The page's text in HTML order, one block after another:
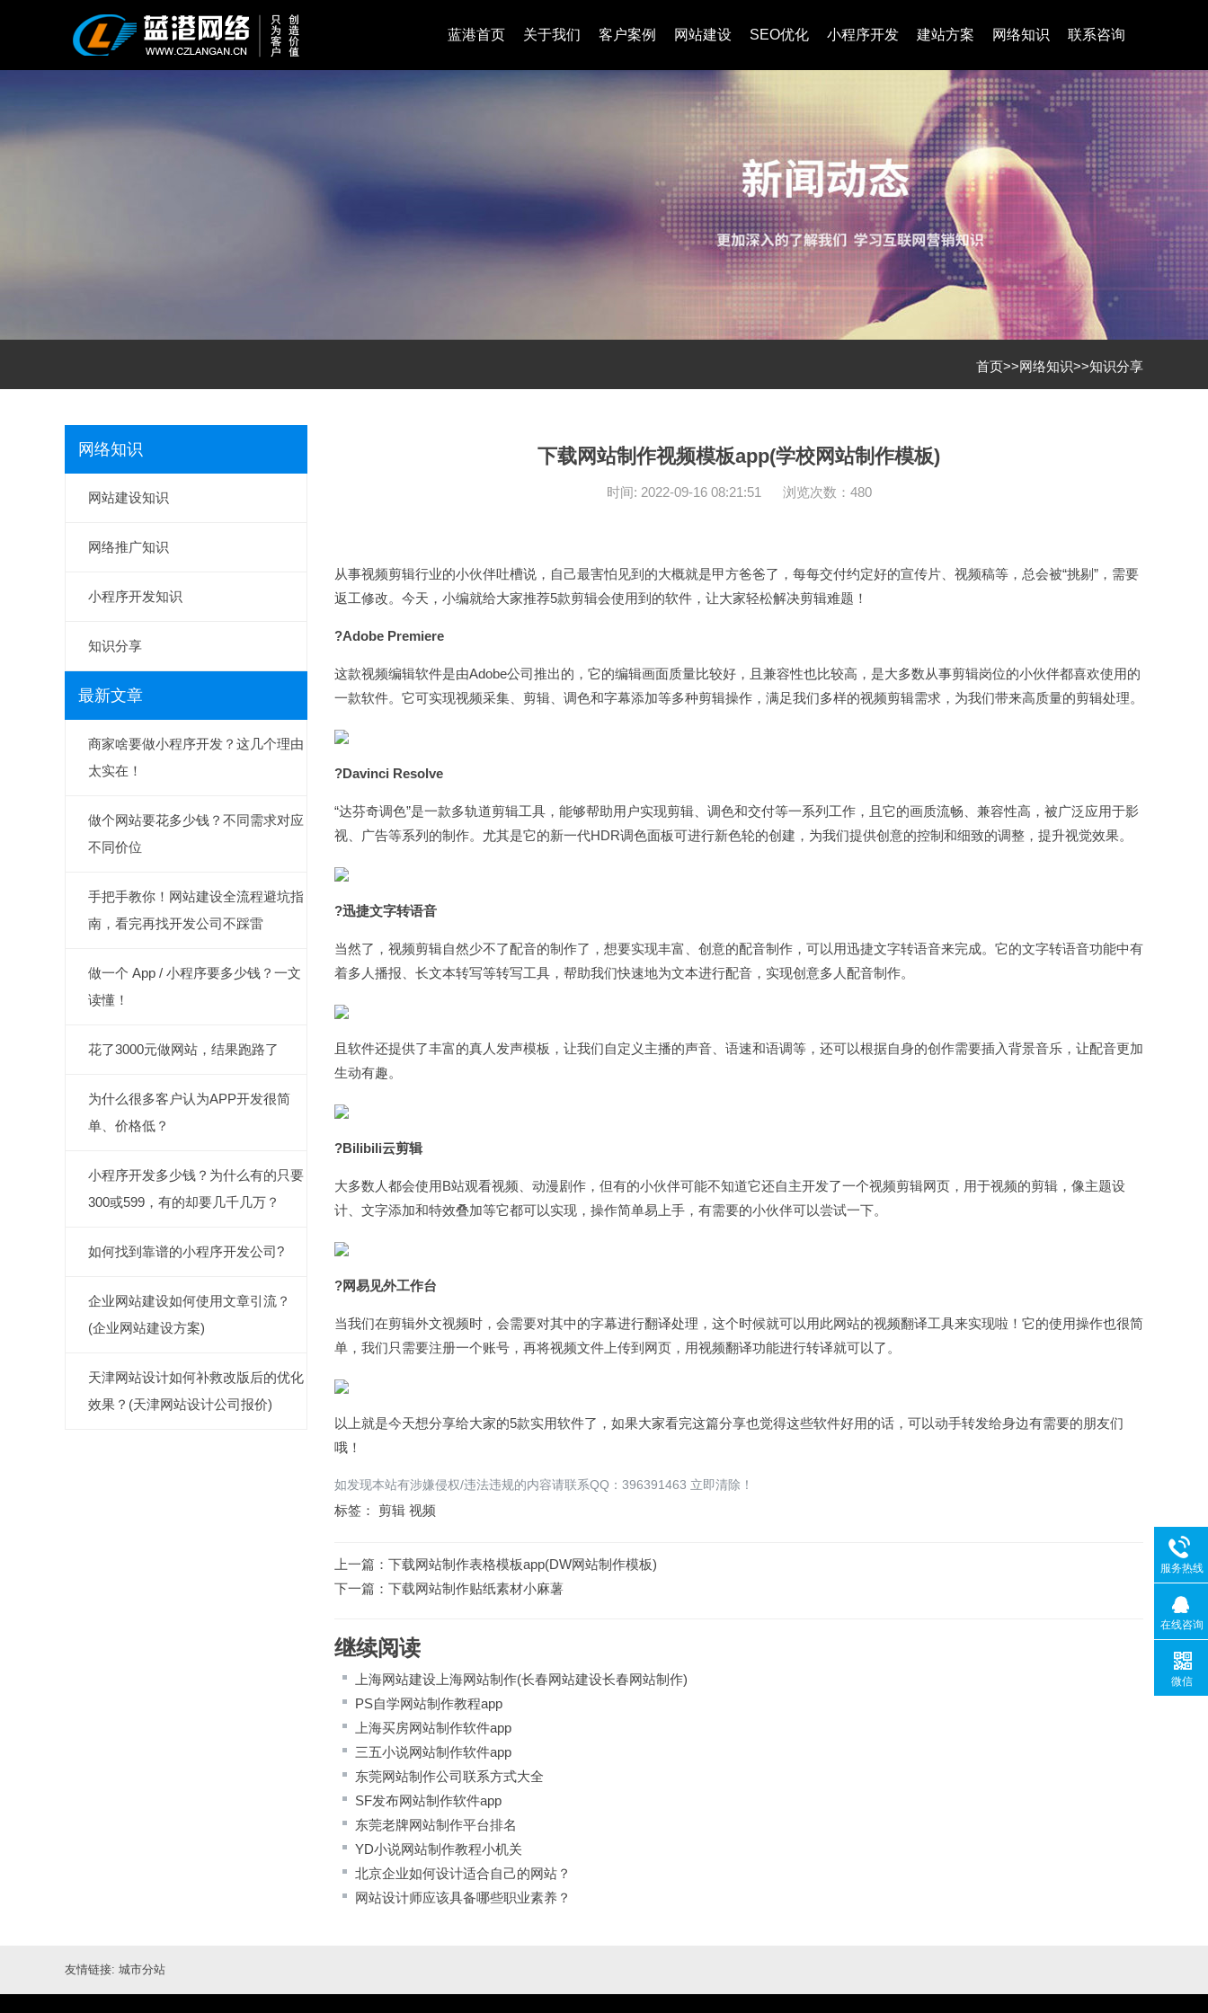
蓝港首页 关于我们 客户案例 网站建设 SEO优化 小程序开发 建站方案 网络知识 联系咨询
首页>>网络知识>>知识分享
网络知识
网站建设知识
网络推广知识
小程序开发知识
知识分享
最新文章
商家啥要做小程序开发？这几个理由
太实在！
做个网站要花多少钱？不同需求对应
不同价位
手把手教你！网站建设全流程避坑指
南，看完再找开发公司不踩雷
做一个 App / 小程序要多少钱？一文
读懂！
花了3000元做网站，结果跑路了
为什么很多客户认为APP开发很简
单、价格低？
小程序开发多少钱？为什么有的只要
300或599，有的却要几千几万？
如何找到靠谱的小程序开发公司?
企业网站建设如何使用文章引流？
(企业网站建设方案)
天津网站设计如何补救改版后的优化
效果？(天津网站设计公司报价)
下载网站制作视频模板app(学校网站制作模板)
时间: 2022-09-16 08:21:51 浏览次数：480
从事视频剪辑行业的小伙伴吐槽说，自己最害怕见到的大概就是甲方爸爸了，每每交付约定好的宣传片、视频稿等，总会被“挑剔”，需要
返工修改。今天，小编就给大家推荐5款剪辑会使用到的软件，让大家轻松解决剪辑难题！
?Adobe Premiere
这款视频编辑软件是由Adobe公司推出的，它的编辑画面质量比较好，且兼容性也比较高，是大多数从事剪辑岗位的小伙伴都喜欢使用的
一款软件。它可实现视频采集、剪辑、调色和字幕添加等多种剪辑操作，满足我们多样的视频剪辑需求，为我们带来高质量的剪辑处理。
?Davinci Resolve
“达芬奇调色”是一款多轨道剪辑工具，能够帮助用户实现剪辑、调色和交付等一系列工作，且它的画质流畅、兼容性高，被广泛应用于影
视、广告等系列的制作。尤其是它的新一代HDR调色面板可进行新色轮的创建，为我们提供创意的控制和细致的调整，提升视觉效果。
?迅捷文字转语音
当然了，视频剪辑自然少不了配音的制作了，想要实现丰富、创意的配音制作，可以用迅捷文字转语音来完成。它的文字转语音功能中有
着多人播报、长文本转写等转写工具，帮助我们快速地为文本进行配音，实现创意多人配音制作。
且软件还提供了丰富的真人发声模板，让我们自定义主播的声音、语速和语调等，还可以根据自身的创作需要插入背景音乐，让配音更加
生动有趣。
?Bilibili云剪辑
大多数人都会使用B站观看视频、动漫剧作，但有的小伙伴可能不知道它还自主开发了一个视频剪辑网页，用于视频的剪辑，像主题设
计、文字添加和特效叠加等它都可以实现，操作简单易上手，有需要的小伙伴可以尝试一下。
?网易见外工作台
当我们在剪辑外文视频时，会需要对其中的字幕进行翻译处理，这个时候就可以用此网站的视频翻译工具来实现啦！它的使用操作也很简
单，我们只需要注册一个账号，再将视频文件上传到网页，用视频翻译功能进行转译就可以了。
以上就是今天想分享给大家的5款实用软件了，如果大家看完这篇分享也觉得这些软件好用的话，可以动手转发给身边有需要的朋友们
哦！
如发现本站有涉嫌侵权/违法违规的内容请联系QQ：396391463 立即清除！
标签： 剪辑 视频
上一篇： 下载网站制作表格模板app(DW网站制作模板)
下一篇： 下载网站制作贴纸素材小麻薯
继续阅读
上海网站建设上海网站制作(长春网站建设长春网站制作)
PS自学网站制作教程app
上海买房网站制作软件app
三五小说网站制作软件app
东莞网站制作公司联系方式大全
SF发布网站制作软件app
东莞老牌网站制作平台排名
YD小说网站制作教程小机关
北京企业如何设计适合自己的网站？
网站设计师应该具备哪些职业素养？
友情链接: 城市分站
服务热线
在线咨询
微信